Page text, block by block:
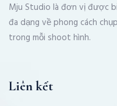
Mju Studio là đơn vị được
đa dạng về phong cách
trong mỗi shoot hình.
Liên kết